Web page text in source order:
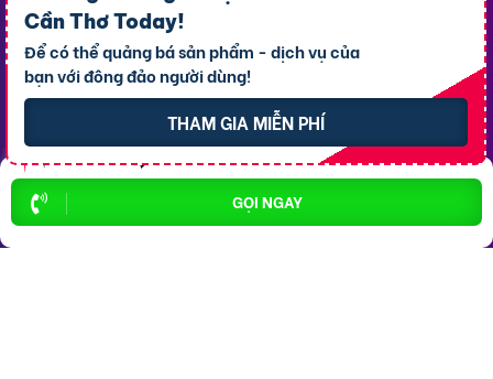
GỌI NGAY
Cần Thơ Today!
Để có thể quảng bá sản phẩm - dịch vụ của
bạn với đông đảo người dùng!
THAM GIA MIỄN PHÍ
Top 10 Khu Vực Bất động sản
Bất động sản P. Ninh Kiều
Bất động sản P. Tân An
Bất động sản P. Cái Khế
Bất động sản P. Bình Thủy